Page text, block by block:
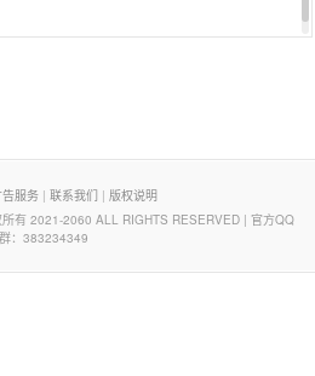
告服务| 联系我们 | 版权说明
有 2021-2060 ALL RIGHTS RESERVED | 官方QQ
群：383234349